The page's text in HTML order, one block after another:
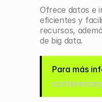
Ofrece datos e
eficientes y
recursos,
de big data.
Para más